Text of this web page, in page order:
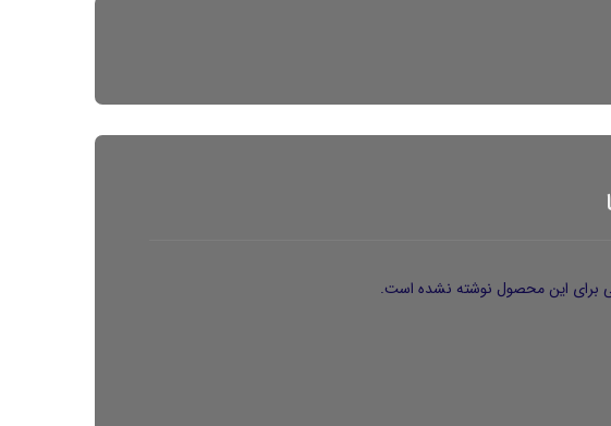
برای این محصول نوشته نشده است.